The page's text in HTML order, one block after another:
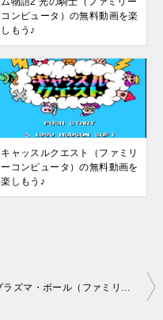
コンピュータ）の無料動画を楽
しもう♪
キャッスルクエスト（ファミリ
ーコンピュータ）の無料動画を
楽しもう♪